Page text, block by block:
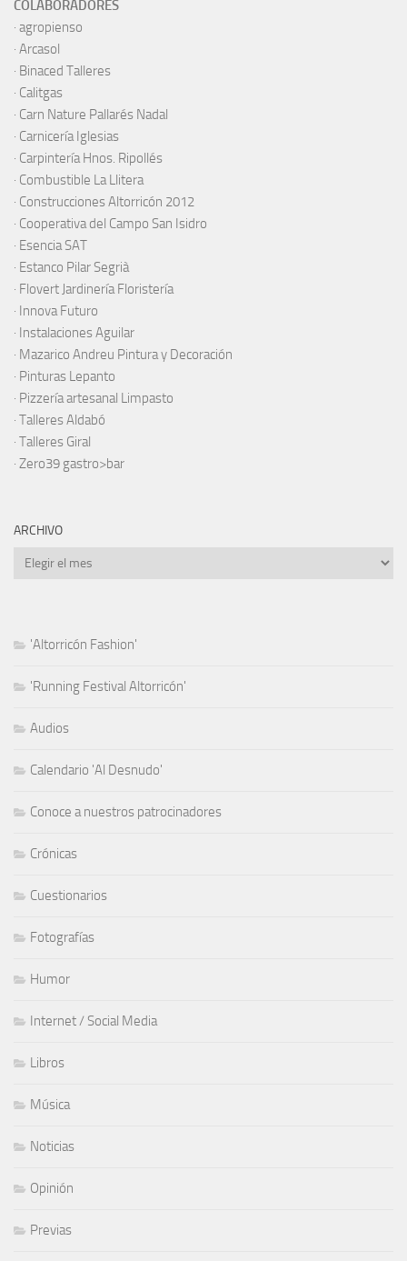
COLABORADORES
· agropienso
· Arcasol
· Binaced Talleres
· Calitgas
· Carn Nature Pallarés Nadal
· Carnicería Iglesias
· Carpintería Hnos. Ripollés
· Combustible La Llitera
· Construcciones Altorricón 2012
· Cooperativa del Campo San Isidro
· Esencia SAT
· Estanco Pilar Segrià
· Flovert Jardinería Floristería
· Innova Futuro
· Instalaciones Aguilar
· Mazarico Andreu Pintura y Decoración
· Pinturas Lepanto
· Pizzería artesanal Limpasto
· Talleres Aldabó
· Talleres Giral
· Zero39 gastro>bar
ARCHIVO
Archivo
'Altorricón Fashion'
'Running Festival Altorricón'
Audios
Calendario 'Al Desnudo'
Conoce a nuestros patrocinadores
Crónicas
Cuestionarios
Fotografías
Humor
Internet / Social Media
Libros
Música
Noticias
Opinión
Previas